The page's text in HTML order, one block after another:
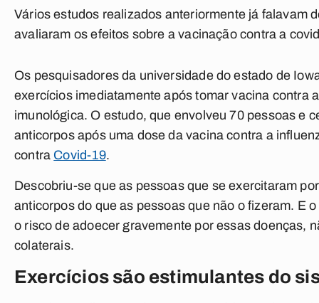
Vários estudos realizados anteriormente já falavam
avaliaram os efeitos sobre a vacinação contra a
Os pesquisadores da universidade do estado de
exercícios imediatamente após tomar vacina contra
imunológica. O estudo, que envolveu 70 pessoas e
anticorpos após uma dose da vacina contra a
contra Covid-19.
Descobriu-se que as pessoas que se exercitaram
anticorpos do que as pessoas que não o fizeram. E
o risco de adoecer gravemente por essas doenças,
colaterais.
Exercícios são estimulantes do